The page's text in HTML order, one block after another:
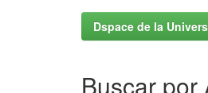
Dspace de la
Buscar por